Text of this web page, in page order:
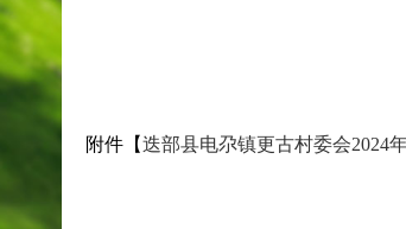
附件【迭部县电尕镇更古村委会2024